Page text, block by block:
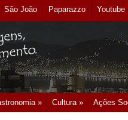
São João Paparazzo Youtube
» Cultura » Ações